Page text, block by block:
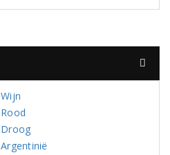
Wijn
Rood
Droog
Argentinië